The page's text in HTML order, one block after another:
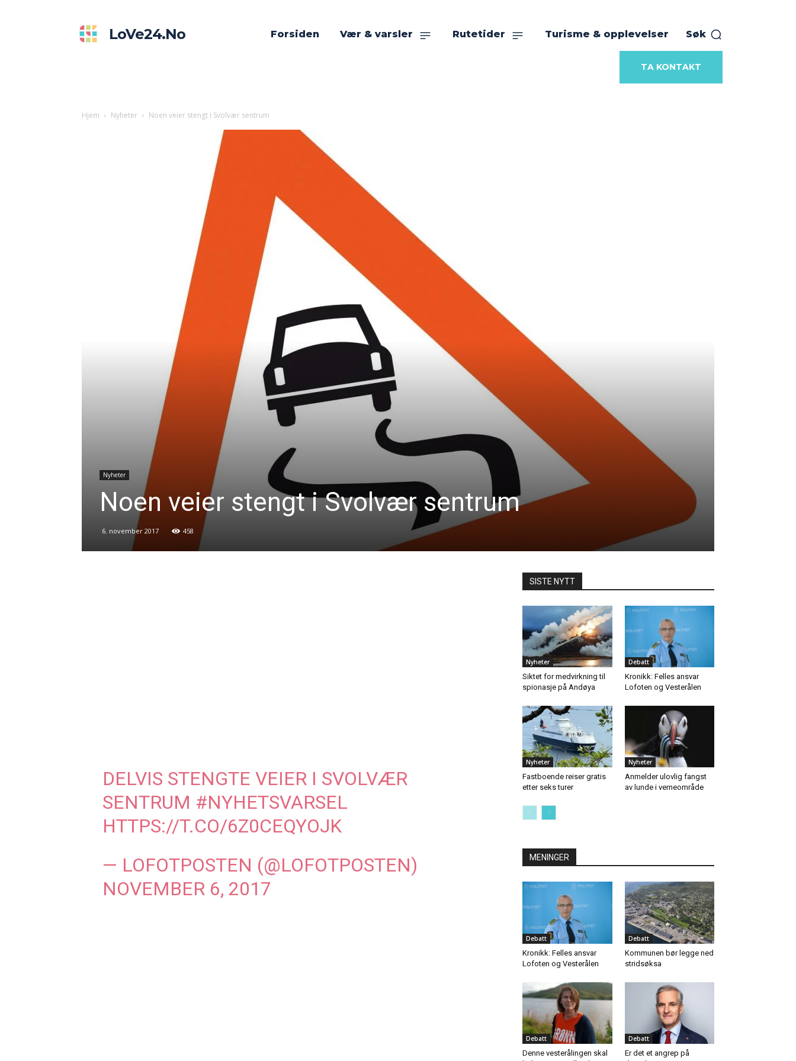
LoVe24.no Forsiden Vær & varsler Rutetider Turisme & opplevelser Søk
TA KONTAKT
Hjem Nyheter Noen veier stengt i Svolvær sentrum
Nyheter
Noen veier stengt i Svolvær sentrum
6. november 2017 458
DELVIS STENGTE VEIER I SVOLVÆR
SENTRUM #NYHETSVARSEL
HTTPS://T.CO/6Z0CEQYOJK
— LOFOTPOSTEN (@LOFOTPOSTEN)
NOVEMBER 6, 2017
SISTE NYTT
Nyheter
Siktet for medvirkning til
spionasje på Andøya
Debatt
Kronikk: Felles ansvar
Lofoten og Vesterålen
Nyheter
Fastboende reiser gratis
etter seks turer
Nyheter
Anmelder ulovlig fangst
av lunde i verneområde
MENINGER
Debatt
Kronikk: Felles ansvar
Lofoten og Vesterålen
Debatt
Kommunen bør legge ned
stridsøksa
Debatt
Denne vesterålingen skal
Debatt
Er det et angrep på